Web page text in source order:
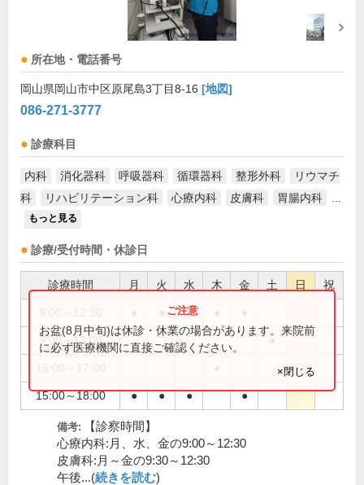
所在地・電話番号
岡山県岡山市中区原尾島3丁目8-16 [地図]
086-271-3777
診療科目
内科 消化器科 呼吸器科 循環器科 整形外科
リウマチ
科
リハビリテーション科 心療内科 皮膚科 胃腸内科
もっと見る
診療/受付時間・休診日
診療時間 月 火 水 木 金 土 日 祝
●
9:00～13:00 ●
15:00～18:00 ● ● ● ●
お盆(8月中旬)は休診・休業の場合があります。来院前
に必ず医療機関に直接ご確認ください。
×閉じる
備考:
【診察時間】
心療内科:月、水、金の9:00～12:30
皮膚科:月～金の9:30～12:30
午後...(続きを読む)